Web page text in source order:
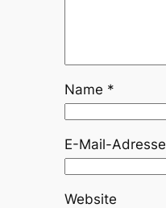
Name *
E-Mail-Adresse
Website